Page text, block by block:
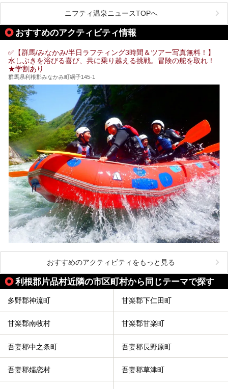
観光客で賑わう人気温泉地です。
「中生館」は四万温泉最奥に位置し、秘境感漂う老舗宿。泉
質の良さ(特に美人湯効果)に定評があり、知る人ぞ知る穴場
的存在です。今回は筆者自ら宿泊し、自慢の温泉をはじめ食
事・客室・共有スペースなど、宿の全貌を徹底紹介します。
ニフティ温泉ニュースTOPへ
おすすめのアクティビティ情報
✅【群馬/みなかみ/半日ラフティング3時間＆ツアー写真無料！】
水しぶきを浴びる喜び、共に乗り越える挑戦。冒険の舵を取れ！
★学割あり
群馬県利根郡みなかみ町綱子145-1
おすすめのアクティビティをもっと見る
利根郡片品村近隣の市区町村から同じテーマで探す
多野郡神流町 甘楽郡下仁田町
甘楽郡南牧村 甘楽郡甘楽町
吾妻郡中之条町 吾妻郡長野原町
吾妻郡嬬恋村 吾妻郡草津町